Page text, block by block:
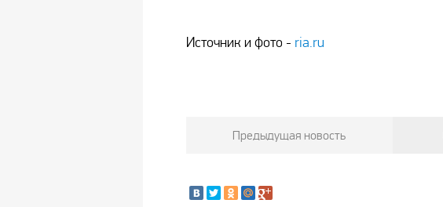
Источник и фото - ria.ru
Предыдущая новость